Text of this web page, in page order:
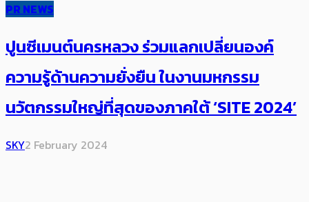
PR NEWS
ปูนซีเมนต์นครหลวง ร่วมแลกเปลี่ยนองค์
ความรู้ด้านความยั่งยืน ในงานมหกรรม
นวัตกรรมใหญ่ที่สุดของภาคใต้ ‘SITE 2024’
SKY2 February 2024